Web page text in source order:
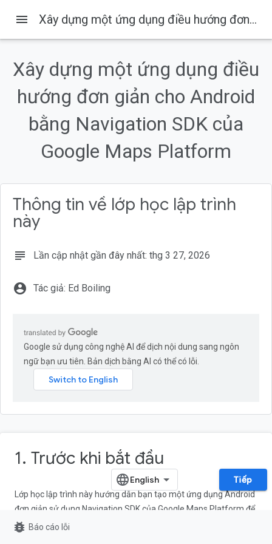
Trên trang này
1. Trước khi bắt đầu
Điều kiện tiên quyết
Kiến thức bạn sẽ học được
Bạn cần có
2. Bắt đầu thiết lập
menu Xây dựng một ứng dụng điều hướng đơn giản cho Android bằng Navigation SDK của Google Maps Platform
Xây dựng một ứng dụng điều
hướng đơn giản cho Android
bằng Navigation SDK của
Google Maps Platform
Thông tin về lớp học lập trình
này
subject Lần cập nhật gần đây nhất: thg 3 27, 2026
account_circle Tác giả: Ed Boiling
Google sử dụng công nghệ AI để dịch nội dung sang ngôn
ngữ bạn ưu tiên. Bản dịch bằng AI có thể có lỗi.
1. Trước khi bắt đầu
Lớp học lập trình này hướng dẫn bạn tạo một ứng dụng Android
đơn giản sử dụng Navigation SDK của Google Maps Platform để
điều hướng đến một đích đến được định cấu hình sẵn.
Tiếp
bug_report Báo cáo lỗi